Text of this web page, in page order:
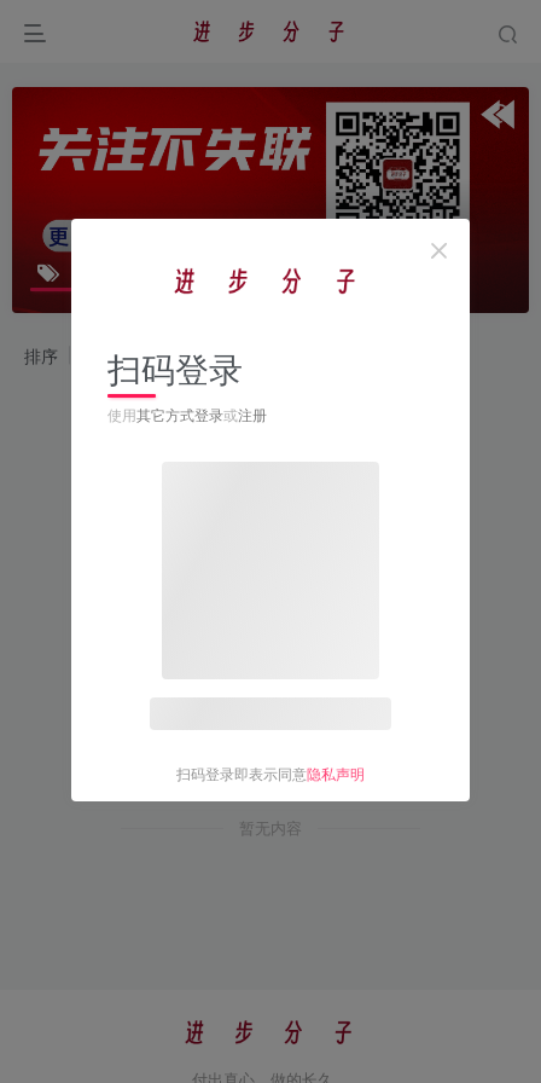
共0篇
排序 更新 浏览 点赞
暂无内容
扫码登录
使用其它方式登录或注册
扫码登录即表示同意隐私声明